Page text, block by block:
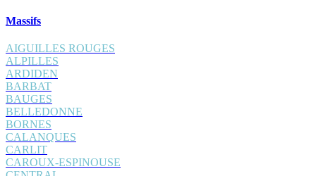
Massifs
AIGUILLES ROUGES
ALPILLES
ARDIDEN
BARBAT
BAUGES
BELLEDONNE
BORNES
CALANQUES
CARLIT
CAROUX-ESPINOUSE